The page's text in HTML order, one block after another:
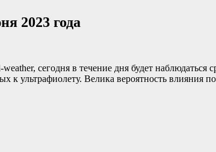
2023 года
сегодня в течение дня будет наблюдаться
к ультрафиолету. Велика вероятность влияния